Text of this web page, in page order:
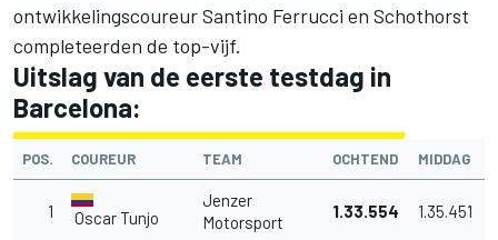
ontwikkelingscoureur Santino Ferrucci en Schothorst
completeerden de top-vijf.
Uitslag van de eerste testdag in
Barcelona:
POS. COUREUR TEAM OCHTEND MIDDAG
1 Oscar Tunjo
Jenzer
Motorsport
1.33.554 1.35.451